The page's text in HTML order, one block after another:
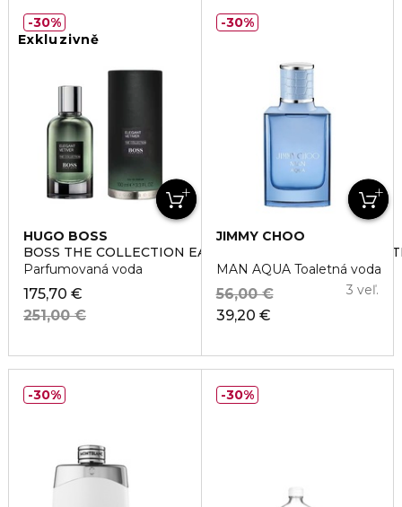
Exkluzivně
HUGO BOSS
BOSS THE COLLECTION EAU DE PARFUM ELEGANT
Parfumovaná voda
175,70 €
251,00 €
30%
JIMMY CHOO
MAN AQUA Toaletná voda
39,20 €
56,00 € 3 veľ.
30%
30% 30%